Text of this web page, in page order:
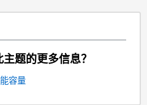
题的更多信息？
容量